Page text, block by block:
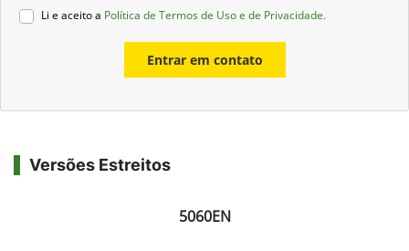
Li e aceito a Política de Termos de Uso e de Privacidade.
Entrar em contato
Versões Estreitos
5060EN